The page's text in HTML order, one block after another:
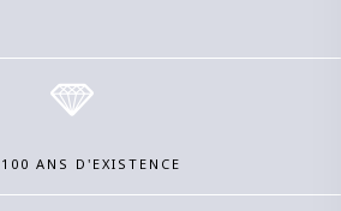
ANS D'EXISTENCE